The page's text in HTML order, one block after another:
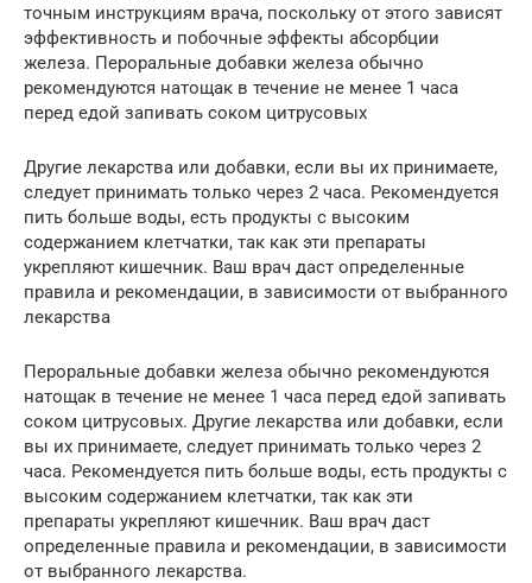
точным инструкциям врача, поскольку от этого зависят
эффективность и побочные эффекты абсорбции
железа. Пероральные добавки железа обычно
рекомендуются натощак в течение не менее 1 часа
перед едой запивать соком цитрусовых
Другие лекарства или добавки, если вы их принимаете,
следует принимать только через 2 часа. Рекомендуется
пить больше воды, есть продукты с высоким
содержанием клетчатки, так как эти препараты
укрепляют кишечник. Ваш врач даст определенные
правила и рекомендации, в зависимости от выбранного
лекарства
Пероральные добавки железа обычно рекомендуются
натощак в течение не менее 1 часа перед едой запивать
соком цитрусовых. Другие лекарства или добавки, если
вы их принимаете, следует принимать только через 2
часа. Рекомендуется пить больше воды, есть продукты с
высоким содержанием клетчатки, так как эти
препараты укрепляют кишечник. Ваш врач даст
определенные правила и рекомендации, в зависимости
от выбранного лекарства.